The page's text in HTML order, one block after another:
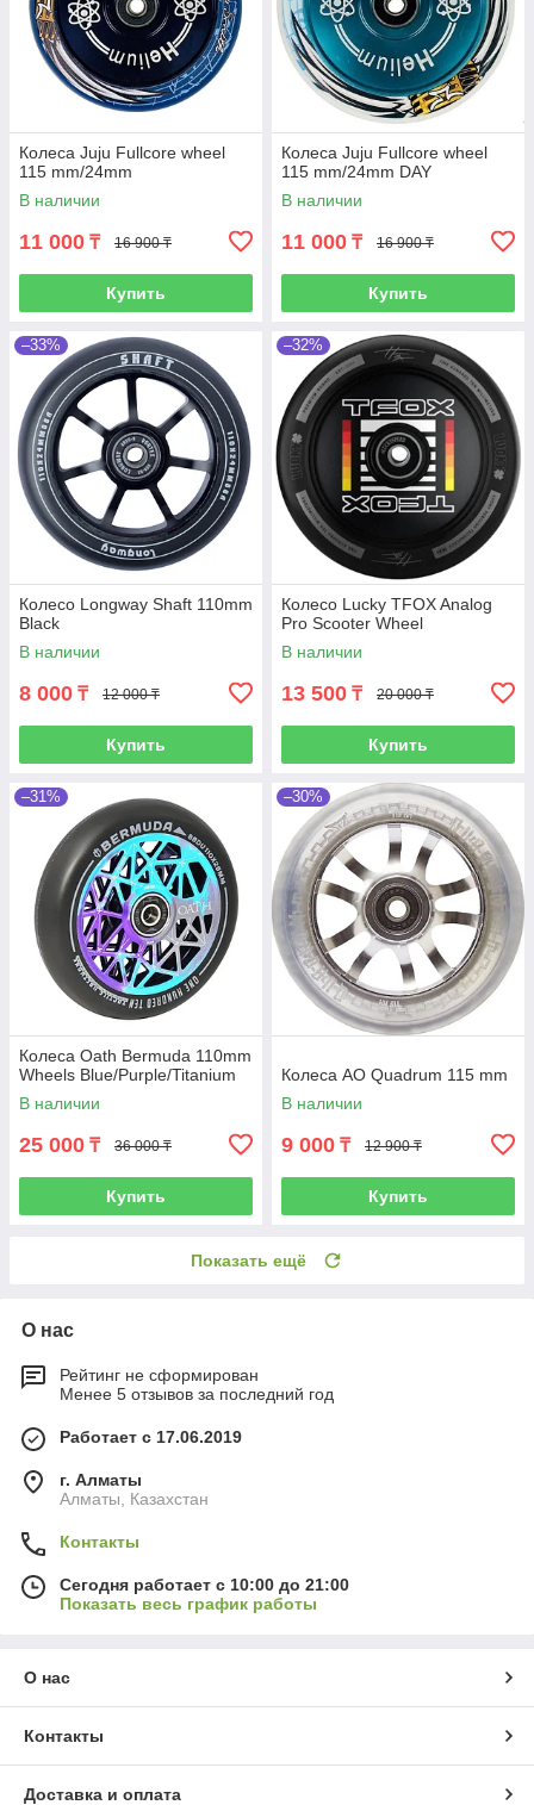
Колеса Juju Fullcore wheel
115 mm/24mm
В наличии
11 000 ₸ 16 900 ₸
Купить
Колеса Juju Fullcore wheel
115 mm/24mm DAY
В наличии
11 000 ₸ 16 900 ₸
Купить
–33%
Колесо Longway Shaft 110mm
Black
В наличии
8 000 ₸ 12 000 ₸
Купить
–32%
Колесо Lucky TFOX Analog
Pro Scooter Wheel
В наличии
13 500 ₸ 20 000 ₸
Купить
–31%
Колеса Oath Bermuda 110mm
Wheels Blue/Purple/Titanium
В наличии
25 000 ₸ 36 000 ₸
Купить
–30%
Колеса AO Quadrum 115 mm
В наличии
9 000 ₸ 12 900 ₸
Купить
Показать ещё
О нас
Рейтинг не сформирован
Менее 5 отзывов за последний год
Работает с 17.06.2019
г. Алматы
Алматы, Казахстан
Контакты
Сегодня работает с 10:00 до 21:00
Показать весь график работы
О нас
Контакты
Доставка и оплата